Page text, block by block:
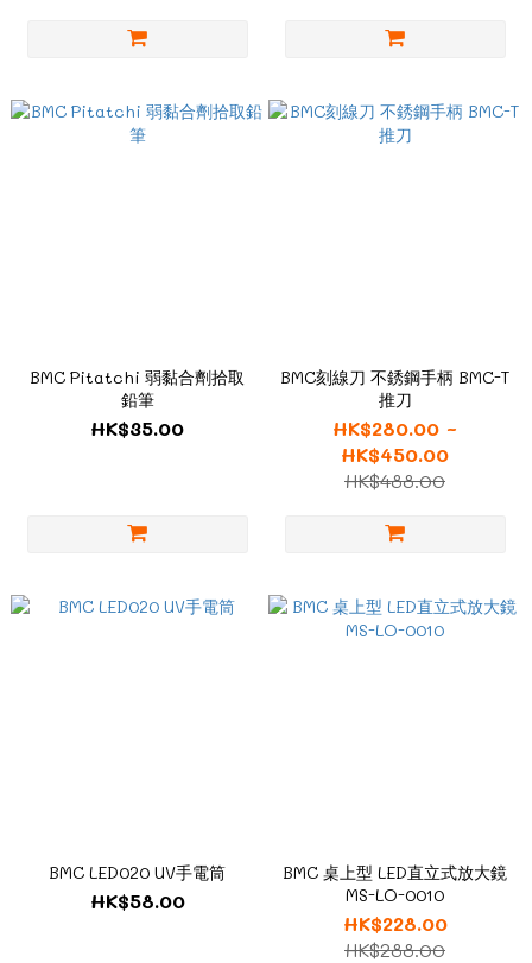
BMC Pitatchi 弱黏合劑拾取
鉛筆
HK$35.00
BMC刻線刀 不銹鋼手柄 BMC-T
推刀
HK$280.00 ~
HK$450.00
HK$488.00
BMC LED020 UV手電筒
HK$58.00
BMC 桌上型 LED直立式放大鏡
MS-LO-0010
HK$228.00
HK$288.00